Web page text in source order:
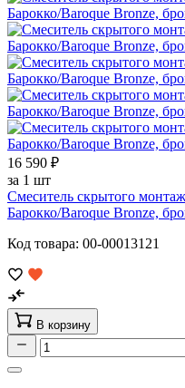
16 590 ₽
за 1 шт
Смеситель скрытого
Барокко/Baroque Bronze,
Код товара: 00-00013121
В корзину